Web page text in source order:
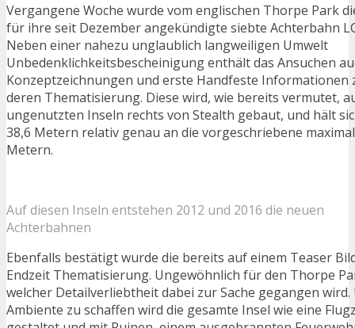
Vergangene Woche wurde vom englischen Thorpe Park
für ihre seit Dezember angekündigte siebte Achterbahn
Neben einer nahezu unglaublich langweiligen Umwelt
Unbedenklichkeitsbescheinigung enthält das Ansuchen
Konzeptzeichnungen und erste Handfeste Informationen
deren Thematisierung. Diese wird, wie bereits vermutet,
ungenutzten Inseln rechts von Stealth gebaut, und hält
38,6 Metern relativ genau an die vorgeschriebene
Metern.
Auf diesen Inseln entstehen 2012 und 2016 die neuen
Achterbahnen
Ebenfalls bestätigt wurde die bereits auf einem Teaser
Endzeit Thematisierung. Ungewöhnlich für den Thorpe
welcher Detailverliebtheit dabei zur Sache gegangen wird.
Ambiente zu schaffen wird die gesamte Insel wie eine